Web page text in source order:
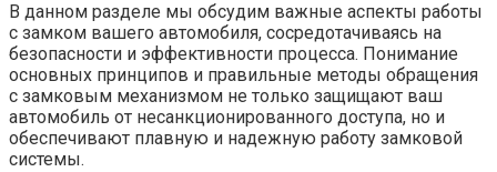
В данном разделе мы обсудим важные аспекты работы
с замком вашего автомобиля, сосредотачиваясь на
безопасности и эффективности процесса. Понимание
основных принципов и правильные методы обращения
с замковым механизмом не только защищают ваш
автомобиль от несанкционированного доступа, но и
обеспечивают плавную и надежную работу замковой
системы.